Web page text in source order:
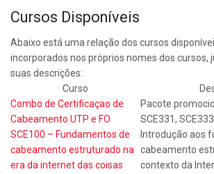
Cursos Disponíveis
Abaixo está uma relação dos cursos
incorporados nos próprios nomes dos cursos,
suas descrições:
Curso
Combo de Certificaçao de
Cabeamento UTP e FO
Pacote
SCE331,
SCE100 – Fundamentos de
cabeamento estruturado na
era da internet das coisas
Introdução aos
cabeamento
contexto da